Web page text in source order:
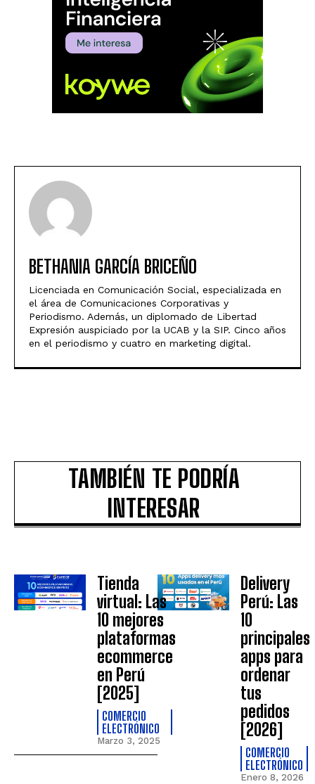
BETHANIA GARCÍA BRICEÑO
Licenciada en Comunicación Social, especializada en
el área de Comunicaciones Corporativas y
Periodismo. Además, un diplomado de Libertad
Expresión auspiciado por la UCAB y la SIP. Cinco años
en el periodismo y cuatro en marketing digital.
TAMBIÉN TE PODRÍA
INTERESAR
Tienda
virtual: Las
10 mejores
plataformas
ecommerce
en Perú
[2025]
COMERCIO
ELECTRÓNICO
Marzo 3, 2025
Delivery
Perú: Las
10
principales
apps para
ordenar
tus
pedidos
[2026]
COMERCIO
ELECTRÓNICO
Enero 8, 2026